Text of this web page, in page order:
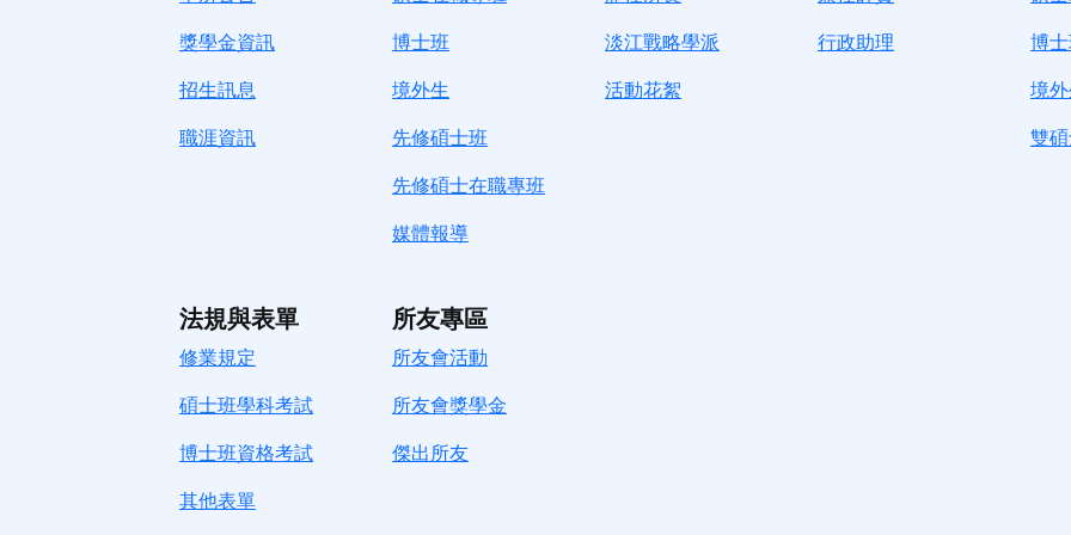
獎學金資訊
招生訊息
職涯資訊
博士班
境外生
先修碩士班
先修碩士在職專班
媒體報導
淡江戰略學派
活動花絮
行政助理
博
境
雙
法規與表單
修業規定
碩士班學科考試
博士班資格考試
其他表單
所友專區
所友會活動
所友會獎學金
傑出所友